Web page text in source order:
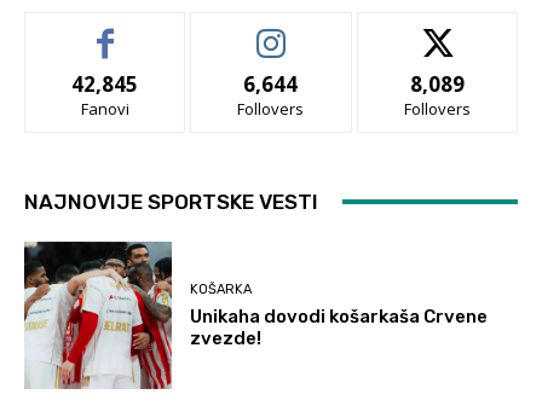
42,845
Fanovi
6,644
Follovers
8,089
Follovers
NAJNOVIJE SPORTSKE VESTI
KOŠARKA
Unikaha dovodi košarkaša Crvene
zvezde!